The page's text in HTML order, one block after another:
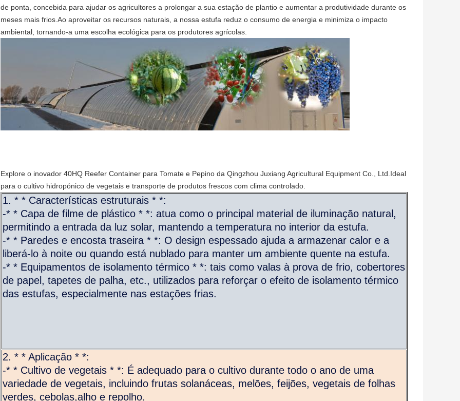
de ponta, concebida para ajudar os agricultores a prolongar a sua estação de plantio e aumentar a produtividade durante os
meses mais frios.Ao aproveitar os recursos naturais, a nossa estufa reduz o consumo de energia e minimiza o impacto
ambiental, tornando-a uma escolha ecológica para os produtores agrícolas.
Explore o inovador 40HQ Reefer Container para Tomate e Pepino da Qingzhou Juxiang Agricultural Equipment Co., Ltd.Ideal
para o cultivo hidropónico de vegetais e transporte de produtos frescos com clima controlado.
1. * * Características estruturais * *:
-* * Capa de filme de plástico * *: atua como o principal material de iluminação natural,
permitindo a entrada da luz solar, mantendo a temperatura no interior da estufa.
-* * Paredes e encosta traseira * *: O design espessado ajuda a armazenar calor e a
liberá-lo à noite ou quando está nublado para manter um ambiente quente na estufa.
-* * Equipamentos de isolamento térmico * *: tais como valas à prova de frio, cobertores
de papel, tapetes de palha, etc., utilizados para reforçar o efeito de isolamento térmico
das estufas, especialmente nas estações frias.
2. * * Aplicação * *:
-* * Cultivo de vegetais * *: É adequado para o cultivo durante todo o ano de uma
variedade de vegetais, incluindo frutas solanáceas, melões, feijões, vegetais de folhas
verdes, cebolas,alho e repolho.